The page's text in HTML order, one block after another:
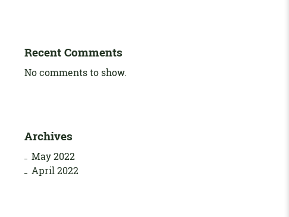
Recent Comments
No comments to show.
Archives
May 2022
April 2022